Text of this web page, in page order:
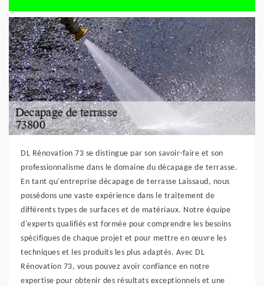
DL Rénovation 73 se distingue par son savoir-faire et son
professionnalisme dans le domaine du décapage de terrasse.
En tant qu'entreprise décapage de terrasse Laissaud, nous
possédons une vaste expérience dans le traitement de
différents types de surfaces et de matériaux. Notre équipe
d'experts qualifiés est formée pour comprendre les besoins
spécifiques de chaque projet et pour mettre en œuvre les
techniques et les produits les plus adaptés. Avec DL
Rénovation 73, vous pouvez avoir confiance en notre
expertise pour obtenir des résultats exceptionnels et une